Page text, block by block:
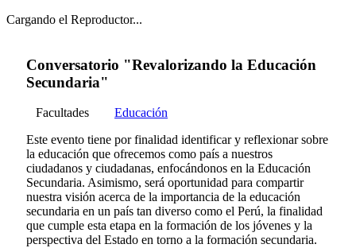
Cargando el Reproductor...
Conversatorio "Revalorizando la Educación
Secundaria"
Facultades
Educación
Este evento tiene por finalidad identificar y reflexionar sobre
la educación que ofrecemos como país a nuestros
ciudadanos y ciudadanas, enfocándonos en la Educación
Secundaria. Asimismo, será oportunidad para compartir
nuestra visión acerca de la importancia de la educación
secundaria en un país tan diverso como el Perú, la finalidad
que cumple esta etapa en la formación de los jóvenes y la
perspectiva del Estado en torno a la formación secundaria.